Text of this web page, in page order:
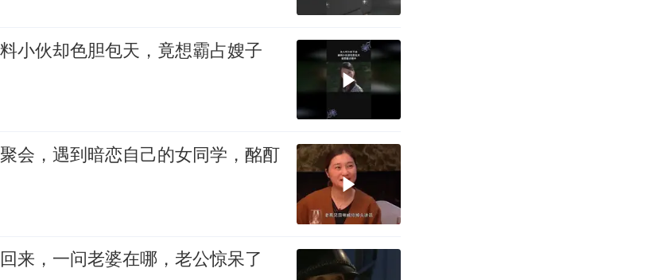
小伙却色胆包天，竟想霸占嫂子
会，遇到暗恋自己的女同学，酩酊
来，一问老婆在哪，老公惊呆了